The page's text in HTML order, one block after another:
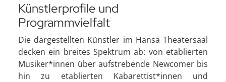
Künstlerprofile und
Programmvielfalt
Die dargestellten Künstler im Hansa Theatersaal
decken ein breites Spektrum ab: von etablierten
Musiker*innen über aufstrebende Newcomer bis
hin zu etablierten Kabarettist*innen und